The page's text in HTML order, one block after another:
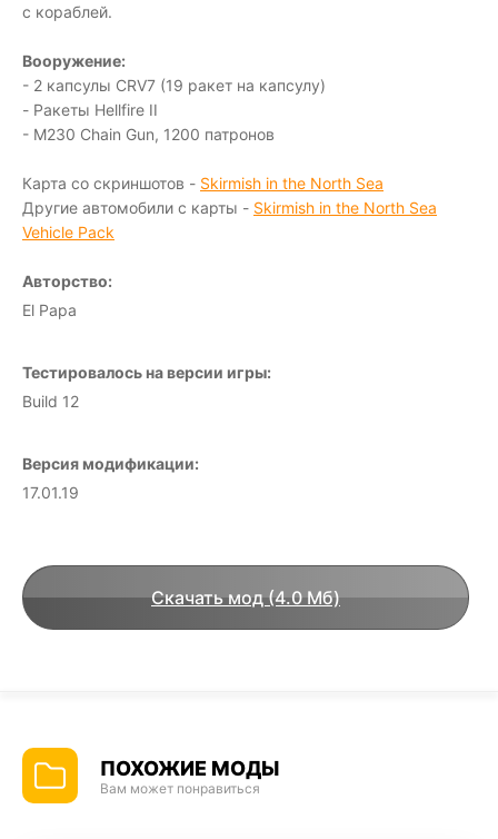
с кораблей.
Вооружение:
- 2 капсулы CRV7 (19 ракет на капсулу)
- Ракеты Hellfire II
- M230 Chain Gun, 1200 патронов
Карта со скриншотов - Skirmish in the North Sea
Другие автомобили с карты - Skirmish in the North Sea
Vehicle Pack
Авторство:
El Papa
Тестировалось на версии игры:
Build 12
Версия модификации:
17.01.19
Скачать мод (4.0 Мб)
ПОХОЖИЕ МОДЫ
Вам может понравиться